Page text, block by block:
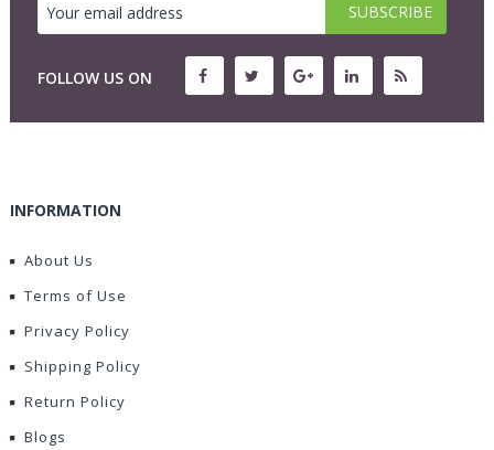
FOLLOW US ON
INFORMATION
About Us
Terms of Use
Privacy Policy
Shipping Policy
Return Policy
Blogs